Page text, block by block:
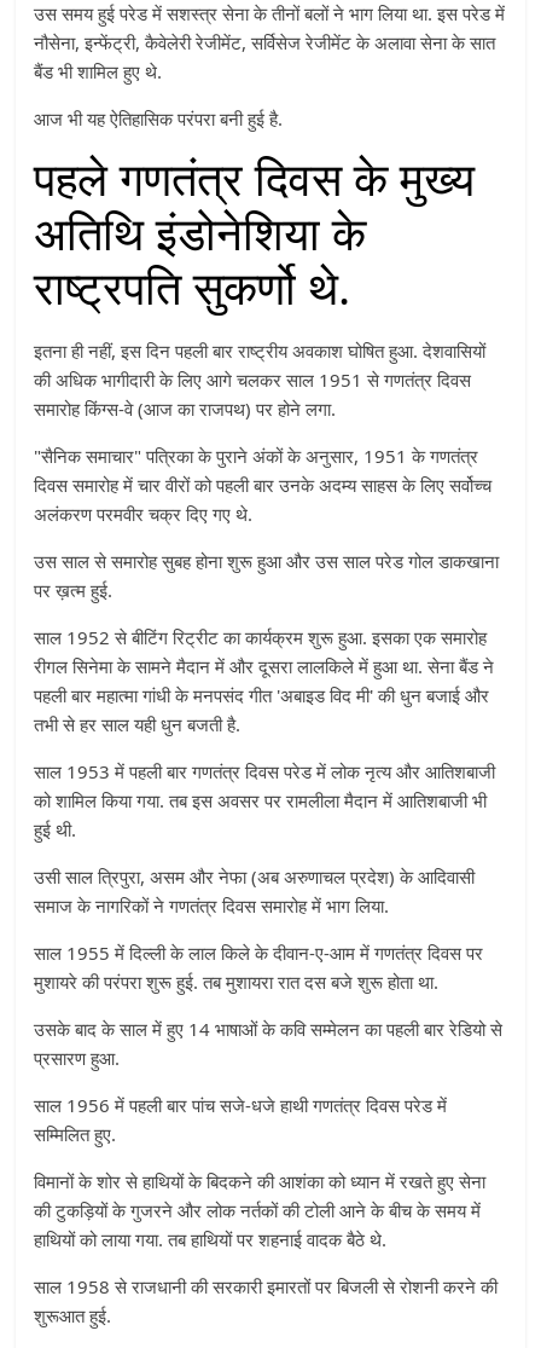
उस समय हुई परेड में सशस्त्र सेना के तीनों बलों ने भाग लिया था. इस परेड में
नौसेना, इन्फेंट्री, कैवेलेरी रेजीमेंट, सर्विसेज रेजीमेंट के अलावा सेना के सात
बैंड भी शामिल हुए थे.
आज भी यह ऐतिहासिक परंपरा बनी हुई है.
पहले गणतंत्र दिवस के मुख्य
अतिथि इंडोनेशिया के
राष्ट्रपति सुकर्णो थे.
इतना ही नहीं, इस दिन पहली बार राष्ट्रीय अवकाश घोषित हुआ. देशवासियों
की अधिक भागीदारी के लिए आगे चलकर साल 1951 से गणतंत्र दिवस
समारोह किंग्स-वे (आज का राजपथ) पर होने लगा.
"सैनिक समाचार" पत्रिका के पुराने अंकों के अनुसार, 1951 के गणतंत्र
दिवस समारोह में चार वीरों को पहली बार उनके अदम्य साहस के लिए सर्वोच्च
अलंकरण परमवीर चक्र दिए गए थे.
उस साल से समारोह सुबह होना शुरू हुआ और उस साल परेड गोल डाकखाना
पर ख़त्म हुई.
साल 1952 से बीटिंग रिट्रीट का कार्यक्रम शुरू हुआ. इसका एक समारोह
रीगल सिनेमा के सामने मैदान में और दूसरा लालकिले में हुआ था. सेना बैंड ने
पहली बार महात्मा गांधी के मनपसंद गीत 'अबाइड विद मी' की धुन बजाई और
तभी से हर साल यही धुन बजती है.
साल 1953 में पहली बार गणतंत्र दिवस परेड में लोक नृत्य और आतिशबाजी
को शामिल किया गया. तब इस अवसर पर रामलीला मैदान में आतिशबाजी भी
हुई थी.
उसी साल त्रिपुरा, असम और नेफा (अब अरुणाचल प्रदेश) के आदिवासी
समाज के नागरिकों ने गणतंत्र दिवस समारोह में भाग लिया.
साल 1955 में दिल्ली के लाल किले के दीवान-ए-आम में गणतंत्र दिवस पर
मुशायरे की परंपरा शुरू हुई. तब मुशायरा रात दस बजे शुरू होता था.
उसके बाद के साल में हुए 14 भाषाओं के कवि सम्मेलन का पहली बार रेडियो से
प्रसारण हुआ.
साल 1956 में पहली बार पांच सजे-धजे हाथी गणतंत्र दिवस परेड में
सम्मिलित हुए.
विमानों के शोर से हाथियों के बिदकने की आशंका को ध्यान में रखते हुए सेना
की टुकड़ियों के गुजरने और लोक नर्तकों की टोली आने के बीच के समय में
हाथियों को लाया गया. तब हाथियों पर शहनाई वादक बैठे थे.
साल 1958 से राजधानी की सरकारी इमारतों पर बिजली से रोशनी करने की
शुरूआत हुई.